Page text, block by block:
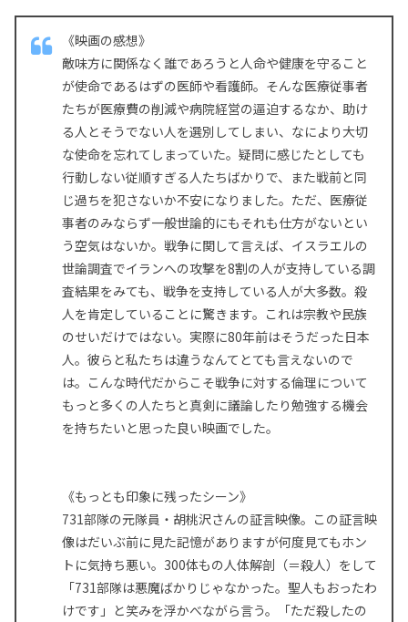
《映画の感想》
敵味方に関係なく誰であろうと人命や健康を守ること
が使命であるはずの医師や看護師。そんな医療従事者
たちが医療費の削減や病院経営の逼迫するなか、助け
る人とそうでない人を選別してしまい、なにより大切
な使命を忘れてしまっていた。疑問に感じたとしても
行動しない従順すぎる人たちばかりで、また戦前と同
じ過ちを犯さないか不安になりました。ただ、医療従
事者のみならず一般世論的にもそれも仕方がないとい
う空気はないか。戦争に関して言えば、イスラエルの
世論調査でイランへの攻撃を8割の人が支持している調
査結果をみても、戦争を支持している人が大多数。殺
人を肯定していることに驚きます。これは宗教や民族
のせいだけではない。実際に80年前はそうだった日本
人。彼らと私たちは違うなんてとても言えないので
は。こんな時代だからこそ戦争に対する倫理について
もっと多くの人たちと真剣に議論したり勉強する機会
を持ちたいと思った良い映画でした。
《もっとも印象に残ったシーン》
731部隊の元隊員・胡桃沢さんの証言映像。この証言映
像はだいぶ前に見た記憶がありますが何度見てもホン
トに気持ち悪い。300体もの人体解剖（＝殺人）をして
「731部隊は悪魔ばかりじゃなかった。聖人もおったわ
けです」と笑みを浮かべながら言う。「ただ殺したの